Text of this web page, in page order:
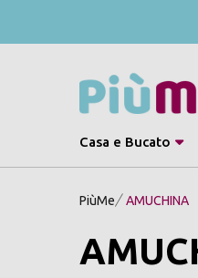
Casa e Bucato
PiùMe AMUCHINA